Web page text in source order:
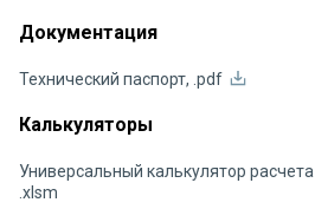
Документация
Технический паспорт, .pdf
Калькуляторы
Универсальный калькулятор
.xlsm